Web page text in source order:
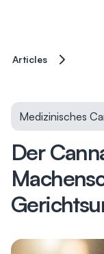
Articles
Medizinisches
Der